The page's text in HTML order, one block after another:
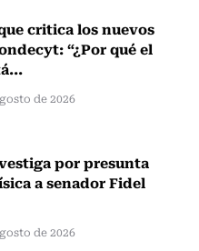
critica los nuevos
“¿Por qué el
de 2026
por presunta
a senador Fidel
de 2026